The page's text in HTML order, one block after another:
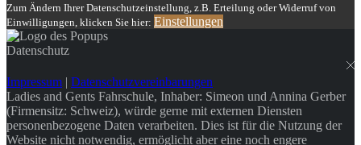
Zum Ändern Ihrer Datenschutzeinstellung, z.B. Erteilung oder Widerruf von
Einwilligungen, klicken Sie hier: Einstellungen
Datenschutz
Impressum | Datenschutzvereinbarungen
Ladies and Gents Fahrschule, Inhaber: Simeon und Annina Gerber
(Firmensitz: Schweiz), würde gerne mit externen Diensten
personenbezogene Daten verarbeiten. Dies ist für die Nutzung der
Website nicht notwendig, ermöglicht aber eine noch engere